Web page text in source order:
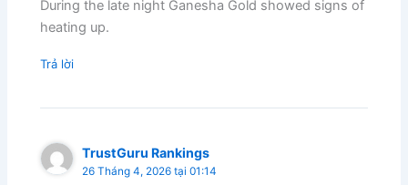
During the late night Ganesha Gold showed signs of
heating up.
Trả lời
TrustGuru Rankings
26 Tháng 4, 2026 tại 01:14